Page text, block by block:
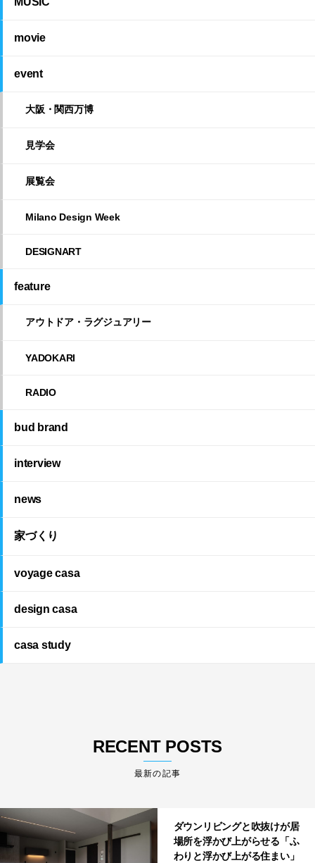
movie
event
大阪・関西万博
見学会
展覧会
Milano Design Week
DESIGNART
feature
アウトドア・ラグジュアリー
YADOKARI
RADIO
bud brand
interview
news
家づくり
voyage casa
design casa
casa study
RECENT POSTS
最新の記事
ダウンリビングと吹抜けが居
場所を浮かび上がらせる「ふ
わりと浮かび上がる住まい」